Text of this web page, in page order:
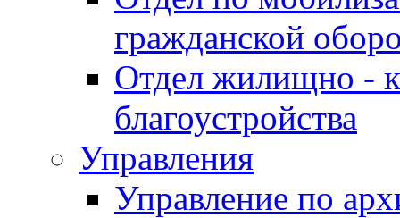
гражданской
Отдел жилищно -
благоустройства
Управления
Управление по